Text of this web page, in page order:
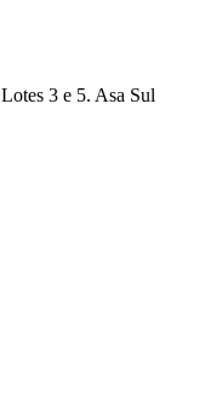
3 e 5. Asa Sul